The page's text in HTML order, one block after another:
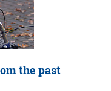
the past